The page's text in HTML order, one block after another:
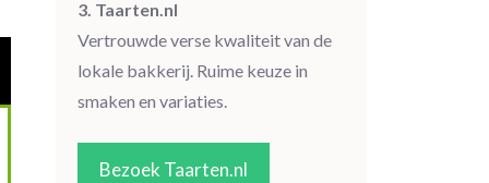
3. Taarten.nl
Vertrouwde verse kwaliteit van de
lokale bakkerij. Ruime keuze in
smaken en variaties.
Bezoek Taarten.nl